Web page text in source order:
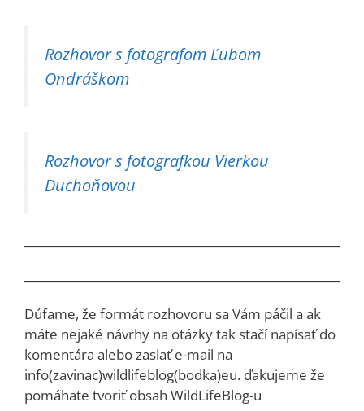
Rozhovor s fotografom Ľubom
Ondráškom
Rozhovor s fotografkou Vierkou
Duchoňovou
Dúfame, že formát rozhovoru sa Vám páčil a ak
máte nejaké návrhy na otázky tak stačí napísať do
komentára alebo zaslať e-mail na
info(zavinac)wildlifeblog(bodka)eu. ďakujeme že
pomáhate tvoriť obsah WildLifeBlog-u